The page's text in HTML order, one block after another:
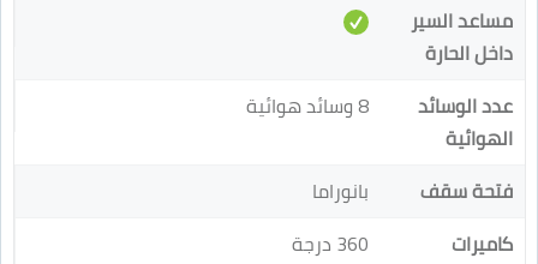
مساعد السير
داخل الحارة
عدد الوسائد
الهوائية
8 وسائد هوائية
فتحة سقف
بانوراما
كاميرات
360 درجة